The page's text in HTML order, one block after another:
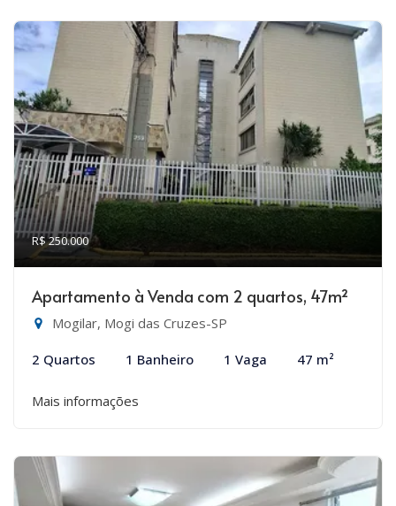
R$ 250.000
Apartamento à Venda com 2 quartos, 47m²
Mogilar, Mogi das Cruzes-SP
2 Quartos 1 Banheiro 1 Vaga 47 m²
Mais informações